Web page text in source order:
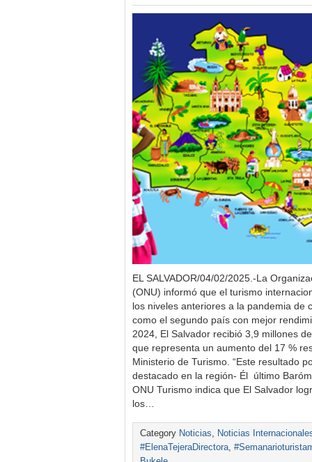
EL SALVADOR/04/02/2025.-La
(ONU) informó que el turismo
los niveles anteriores a la pandemia de
como el segundo país con mejor
2024, El Salvador recibió 3,9 millones
que representa un aumento del 17 %
Ministerio de Turismo. “Este resultado
destacado en la región- Él último
ONU Turismo indica que El Salvador
los…
Category Noticias, Noticias
#ElenaTejeraDirectora,